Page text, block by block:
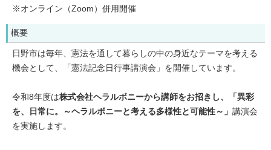
※オンライン（Zoom）併用開催
概要
日野市は毎年、憲法を通して暮らしの中の身近なテーマを考える
機会として、「憲法記念日行事講演会」を開催しています。
令和8年度は株式会社ヘラルボニーから講師をお招きし、「異彩
を、日常に。～ヘラルボニーと考える多様性と可能性～」 講演会
を実施します。